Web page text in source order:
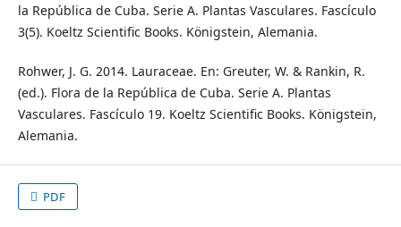
la República de Cuba. Serie A. Plantas Vasculares. Fascículo
3(5). Koeltz Scientific Books. Königstein, Alemania.
Rohwer, J. G. 2014. Lauraceae. En: Greuter, W. & Rankin, R.
(ed.). Flora de la República de Cuba. Serie A. Plantas
Vasculares. Fascículo 19. Koeltz Scientific Books. Königstein,
Alemania.
PDF